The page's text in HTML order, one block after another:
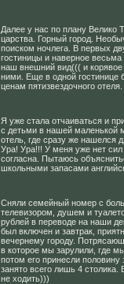
Далее у нас по плану Велико
царства. Горный город.
поиском ночлега. В первых
гостиницы и наверное
наш внешний вид((( и корявое
ними. Еще в одной гостинице
ценам пятизвездочного отеля.
Я уже стала отчаиваться и
с детьми в нашей маленькой
отель, где сразу же нашелся
Ура! Ура!!! У меня уже нет сил
согласна. Пытаюсь
школьными запасами
Сняли семейный номер с
телевизором, душем и
рублей в переводе на наши
был включен и завтрак,
вечернему городу.
в которое мы зарулили, где
потом его принесли
занято всего лишь 4
не ходить)))